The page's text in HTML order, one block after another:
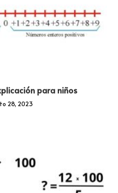
para niños
28, 2023